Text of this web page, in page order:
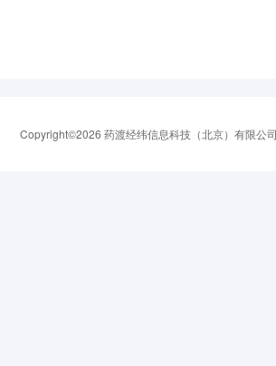
Copyright©2026 药渡经纬信息科技（北京）有限公